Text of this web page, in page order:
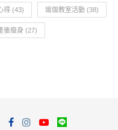
得 (43) 瑜珈教室活動 (38)
後瘦身 (27)